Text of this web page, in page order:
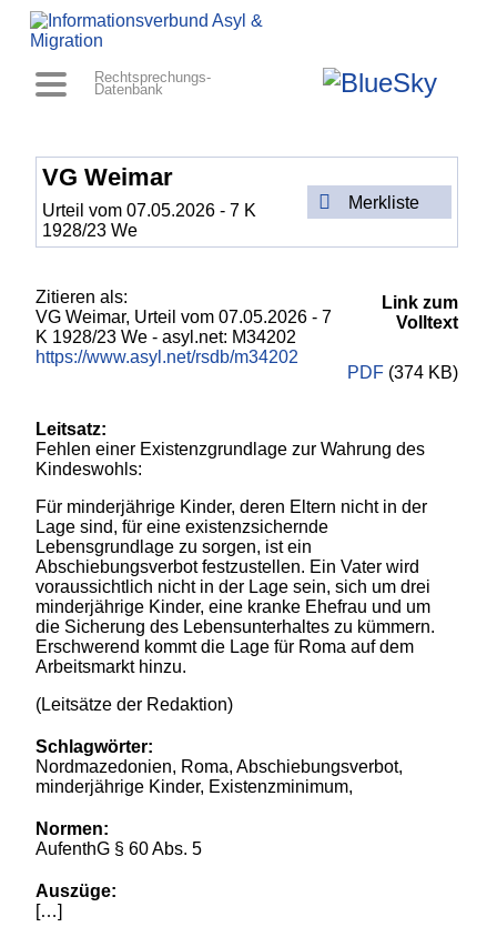
Rechtsprechungs-
Datenbank
VG Weimar
Urteil vom 07.05.2026 - 7 K
1928/23 We
Merkliste
Zitieren als:
VG Weimar, Urteil vom 07.05.2026 - 7
K 1928/23 We - asyl.net: M34202
https://www.asyl.net/rsdb/m34202
Link zum
Volltext
PDF (374 KB)
Leitsatz:
Fehlen einer Existenzgrundlage zur Wahrung des
Kindeswohls:
Für minderjährige Kinder, deren Eltern nicht in der
Lage sind, für eine existenzsichernde
Lebensgrundlage zu sorgen, ist ein
Abschiebungsverbot festzustellen. Ein Vater wird
voraussichtlich nicht in der Lage sein, sich um drei
minderjährige Kinder, eine kranke Ehefrau und um
die Sicherung des Lebensunterhaltes zu kümmern.
Erschwerend kommt die Lage für Roma auf dem
Arbeitsmarkt hinzu.
(Leitsätze der Redaktion)
Schlagwörter:
Nordmazedonien, Roma, Abschiebungsverbot,
minderjährige Kinder, Existenzminimum,
Normen:
AufenthG § 60 Abs. 5
Auszüge:
[…]